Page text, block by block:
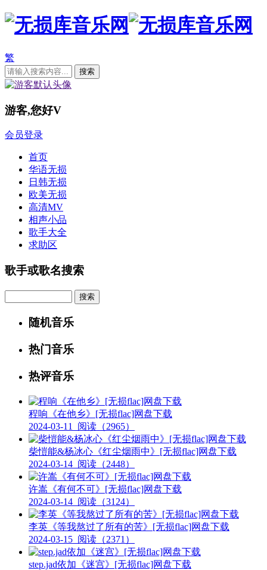
繁
游客,您好V
会员登录
首页
华语无损
日韩无损
欧美无损
高清MV
相声小品
歌手大全
求助区
歌手或歌名搜索
随机音乐
热门音乐
热评音乐
程响《在他乡》[无损flac]网盘下载
2024-03-11
阅读（2965）
柴愷能&杨冰心《红尘烟雨中》[无损flac]网盘下载
2024-03-14 阅读（2448）
许嵩《有何不可》[无损flac]网盘下载
2024-03-14 阅读（3124）
李英《等我熬过了所有的苦》[无损flac]网盘下载
2024-03-15 阅读（2371）
step.jad依加《迷宫》[无损flac]网盘下载